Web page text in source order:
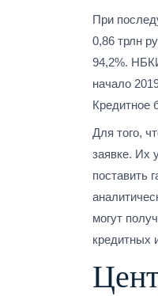
При
0,86 трлн
94,2%.
начало
Кредитное
Для того,
заявке. Их
поставить
могут
кредитных